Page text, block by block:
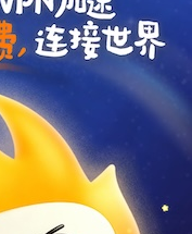
支持 [0] 反对[0]
用担心了。
支持[0] 反对